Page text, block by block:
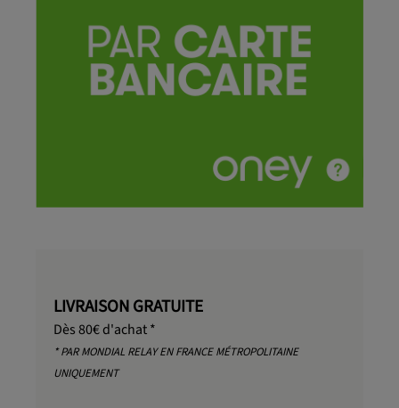
LIVRAISON GRATUITE
Dès 80€ d'achat *
* PAR MONDIAL RELAY EN FRANCE MÉTROPOLITAINE
UNIQUEMENT